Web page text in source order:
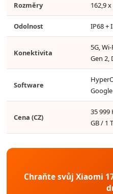
Rozměry 162,9
Odolnost IP68 +
Konektivita
5G,
Gen 2,
Software
Cena (CZ)
35 999
GB / 1
Chraňte svůj Xiaomi